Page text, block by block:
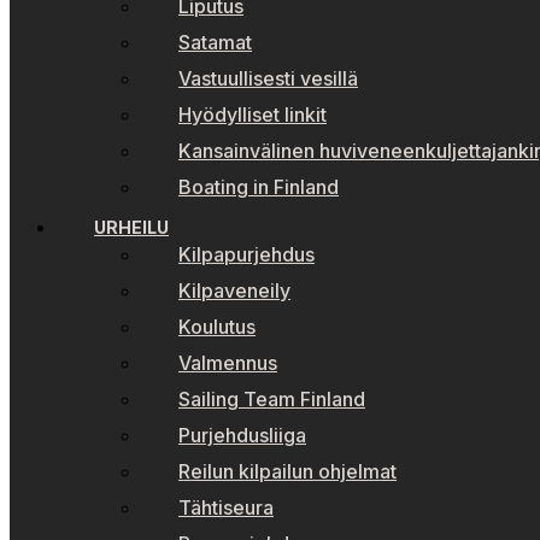
Liputus
Satamat
Vastuullisesti vesillä
Hyödylliset linkit
Kansainvälinen
Boating in Finland
URHEILU
Kilpapurjehdus
Kilpaveneily
Koulutus
Valmennus
Sailing Team Finland
Purjehdusliiga
Reilun kilpailun ohjelmat
Tähtiseura